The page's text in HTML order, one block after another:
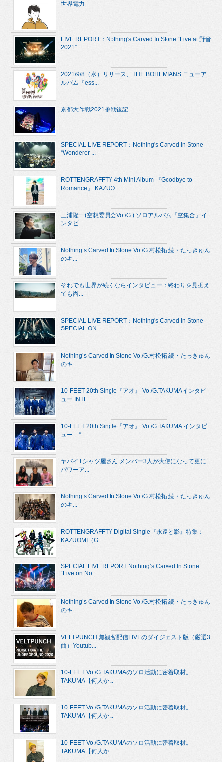
世界電力
LIVE REPORT：Nothing's Carved In Stone “Live at 野音
2021”...
2021/9/8（水）リリース、THE BOHEMIANS ニューア
ルバム『ess...
京都大作戦2021参戦後記
SPECIAL LIVE REPORT：Nothing's Carved In Stone
“Wonderer ...
ROTTENGRAFFTY 4th Mini Album 『Goodbye to
Romance』 KAZUO...
三浦隆一(空想委員会Vo./G.) ソロアルバム『空集合』イ
ンタビ...
Nothing’s Carved In Stone Vo./G.村松拓 続・たっきゅん
のキ...
それでも世界が続くならインタビュー：終わりを見据え
ても尚...
SPECIAL LIVE REPORT：Nothing's Carved In Stone
SPECIAL ON...
Nothing’s Carved In Stone Vo./G.村松拓 続・たっきゅん
のキ...
10-FEET 20th Single『アオ』 Vo./G.TAKUMAインタビ
ュー INTE...
10-FEET 20th Single『アオ』 Vo./G.TAKUMA インタビ
ュー “...
ヤバイTシャツ屋さん メンバー3人が大使になって更に
パワーア...
Nothing’s Carved In Stone Vo./G.村松拓 続・たっきゅん
のキ...
ROTTENGRAFFTY Digital Single『永遠と影』特集：
KAZUOMI（G....
SPECIAL LIVE REPORT Nothing’s Carved In Stone
“Live on No...
Nothing’s Carved In Stone Vo./G.村松拓 続・たっきゅん
のキ...
VELTPUNCH 無観客配信LIVEのダイジェスト版（厳選3
曲）Youtub...
10-FEET Vo./G.TAKUMAのソロ活動に密着取材。
TAKUMA【何人か...
10-FEET Vo./G.TAKUMAのソロ活動に密着取材。
TAKUMA【何人か...
10-FEET Vo./G.TAKUMAのソロ活動に密着取材。
TAKUMA【何人か...